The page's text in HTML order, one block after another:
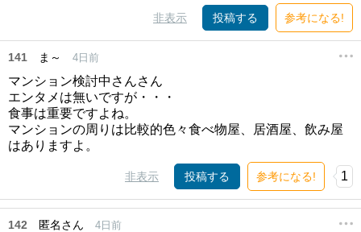
非表示 投稿する 参考になる!
141 ま～ 4日前
マンション検討中さんさん
エンタメは無いですが・・・
食事は重要ですよね。
マンションの周りは比較的色々食べ物屋、居酒屋、飲み屋
はありますよ。
非表示 投稿する 参考になる! 1
142 匿名さん 4日前